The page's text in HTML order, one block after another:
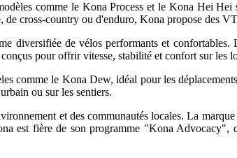
comme le Kona Process et le Kona Hei Hei
cross-country ou d'enduro, Kona propose des
diversifiée de vélos performants et
pour offrir vitesse, stabilité et confort sur les
comme le Kona Dew, idéal pour les
ou sur les sentiers.
et des communautés locales. La
est fière de son programme "Kona Advocacy",